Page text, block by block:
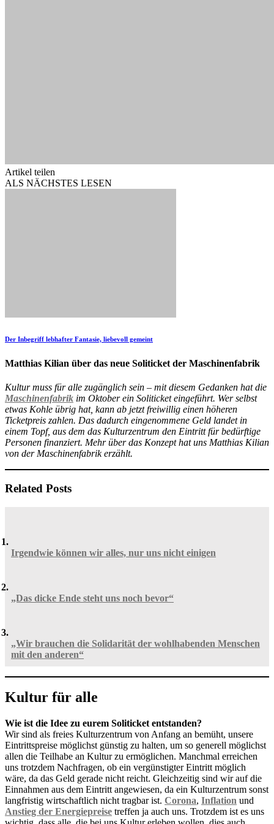
Artikel teilen
ALS NÄCHSTES LESEN
Der Inbegriff lebhafter Fantasie, liebevoll gemeint
Matthias Kilian über das neue Soliticket der Maschinenfabrik
Kultur muss für alle zugänglich sein – mit diesem Gedanken hat die
Maschinenfabrik im Oktober ein Soliticket eingeführt. Wer selbst
etwas Kohle übrig hat, kann ab jetzt freiwillig einen höheren
Ticketpreis zahlen. Das dadurch eingenommene Geld landet in
einem Topf, aus dem das Kulturzentrum den Eintritt für bedürftige
Personen finanziert. Mehr über das Konzept hat uns Matthias Kilian
von der Maschinenfabrik erzählt.
Related Posts
Irgendwie können wir alles, nur uns nicht einigen
„Das dicke Ende steht uns noch bevor“
„Wir brauchen die Solidarität der wohlhabenden Menschen
mit den anderen“
Kultur für alle
Wie ist die Idee zu eurem Soliticket entstanden?
Wir sind als freies Kulturzentrum von Anfang an bemüht, unsere
Eintrittspreise möglichst günstig zu halten, um so generell möglichst
allen die Teilhabe an Kultur zu ermöglichen. Manchmal erreichen
uns trotzdem Nachfragen, ob ein vergünstigter Eintritt möglich
wäre, da das Geld gerade nicht reicht. Gleichzeitig sind wir auf die
Einnahmen aus dem Eintritt angewiesen, da ein Kulturzentrum sonst
langfristig wirtschaftlich nicht tragbar ist. Corona, Inflation und
Anstieg der Energiepreise treffen ja auch uns. Trotzdem ist es uns